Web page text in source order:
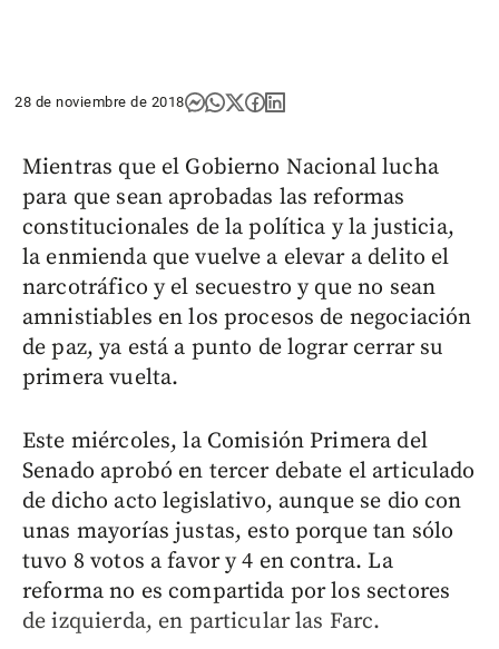
28 de noviembre de 2018
Mientras que el Gobierno Nacional lucha
para que sean aprobadas las reformas
constitucionales de la política y la justicia,
la enmienda que vuelve a elevar a delito el
narcotráfico y el secuestro y que no sean
amnistiables en los procesos de negociación
de paz, ya está a punto de lograr cerrar su
primera vuelta.
Este miércoles, la Comisión Primera del
Senado aprobó en tercer debate el articulado
de dicho acto legislativo, aunque se dio con
unas mayorías justas, esto porque tan sólo
tuvo 8 votos a favor y 4 en contra. La
reforma no es compartida por los sectores
de izquierda, en particular las Farc.